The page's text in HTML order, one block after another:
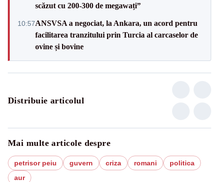
scăzut cu 200-300 de megawați”
10:57ANSVSA a negociat, la Ankara, un acord pentru
facilitarea tranzitului prin Turcia al carcaselor de
ovine și bovine
Distribuie articolul
Mai multe articole despre
petrisor peiu guvern criza romani
politica
aur